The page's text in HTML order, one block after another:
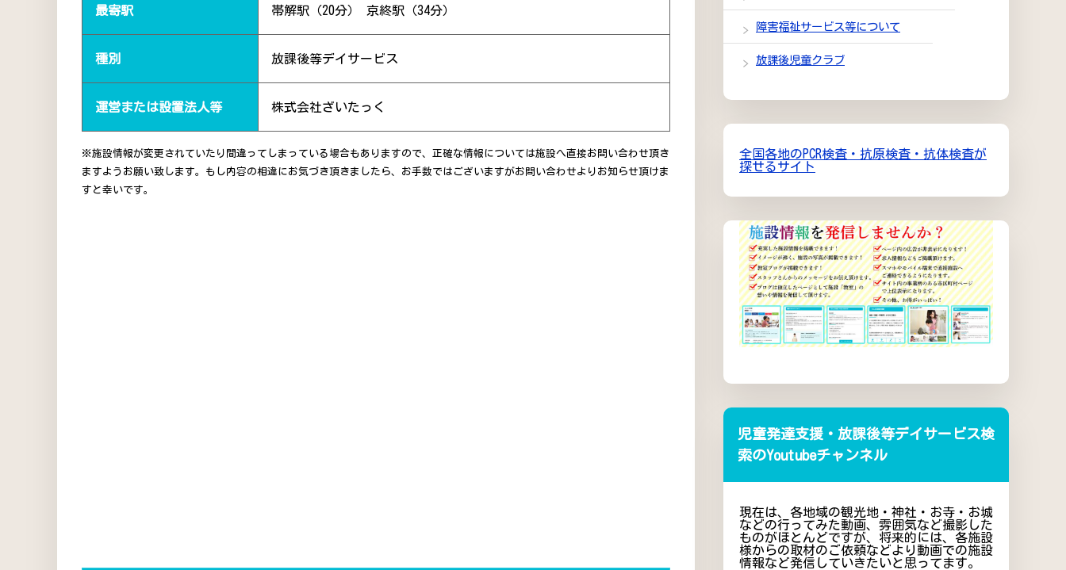
最寄駅 帯解駅（20分） 京終駅（34分）
種別 放課後等デイサービス
運営または設置法人等 株式会社ざいたっく
※施設情報が変更されていたり間違ってしまっている場合もありますので、正確な情報については施設へ直接お問い合わせ頂き
ますようお願い致します。もし内容の相違にお気づき頂きましたら、お手数ではございますがお問い合わせよりお知らせ頂けま
すと幸いです。
障害福祉サービス等について
放課後児童クラブ
全国各地のPCR検査・抗原検査・抗体検査が
探せるサイト
児童発達支援・放課後等デイサービス検
索のYoutubeチャンネル
現在は、各地域の観光地・神社・お寺・お城
などの行ってみた動画、雰囲気など撮影した
ものがほとんどですが、将来的には、各施設
様からの取材のご依頼などより動画での施設
情報など発信していきたいと思ってます。